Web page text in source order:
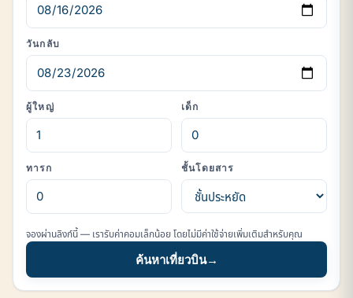
วันกลับ
ผู้ใหญ่ เด็ก
ทารก ชั้นโดยสาร
จองผ่านลิงก์นี้ — เรารับค่าคอมเล็กน้อย โดยไม่มีค่าใช้จ่ายเพิ่มเติมสำหรับคุณ
ค้นหาเที่ยวบิน→